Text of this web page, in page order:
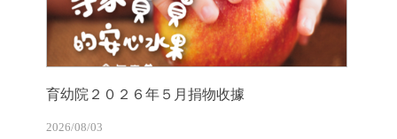
育幼院２０２６年５月捐物收據
2026/08/03